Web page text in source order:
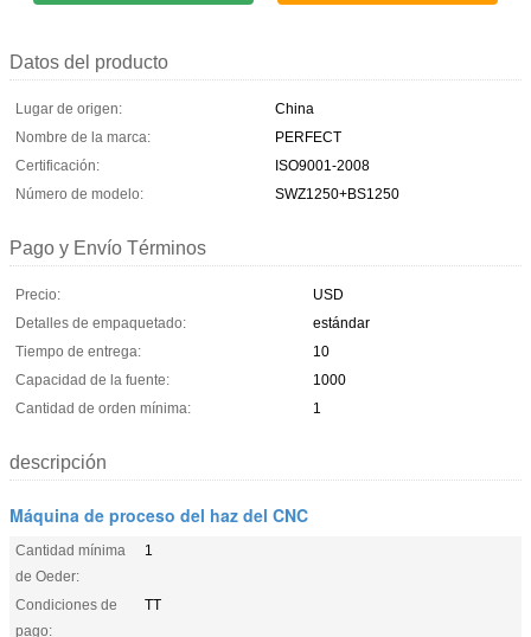
Datos del producto
Lugar de origen:
China
Nombre de la marca:
PERFECT
Certificación:
ISO9001-2008
Número de modelo:
SWZ1250+BS1250
Pago y Envío Términos
Precio:
USD
Detalles de empaquetado:
estándar
Tiempo de entrega:
10
Capacidad de la fuente:
1000
Cantidad de orden mínima:
1
descripción
Máquina de proceso del haz del CNC
Cantidad mínima
de Oeder:
1
Condiciones de
pago:
TT